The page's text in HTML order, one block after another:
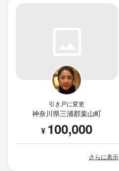
引き戸に変更
神奈川県三浦郡葉山町
¥ 100,000
さらに表示